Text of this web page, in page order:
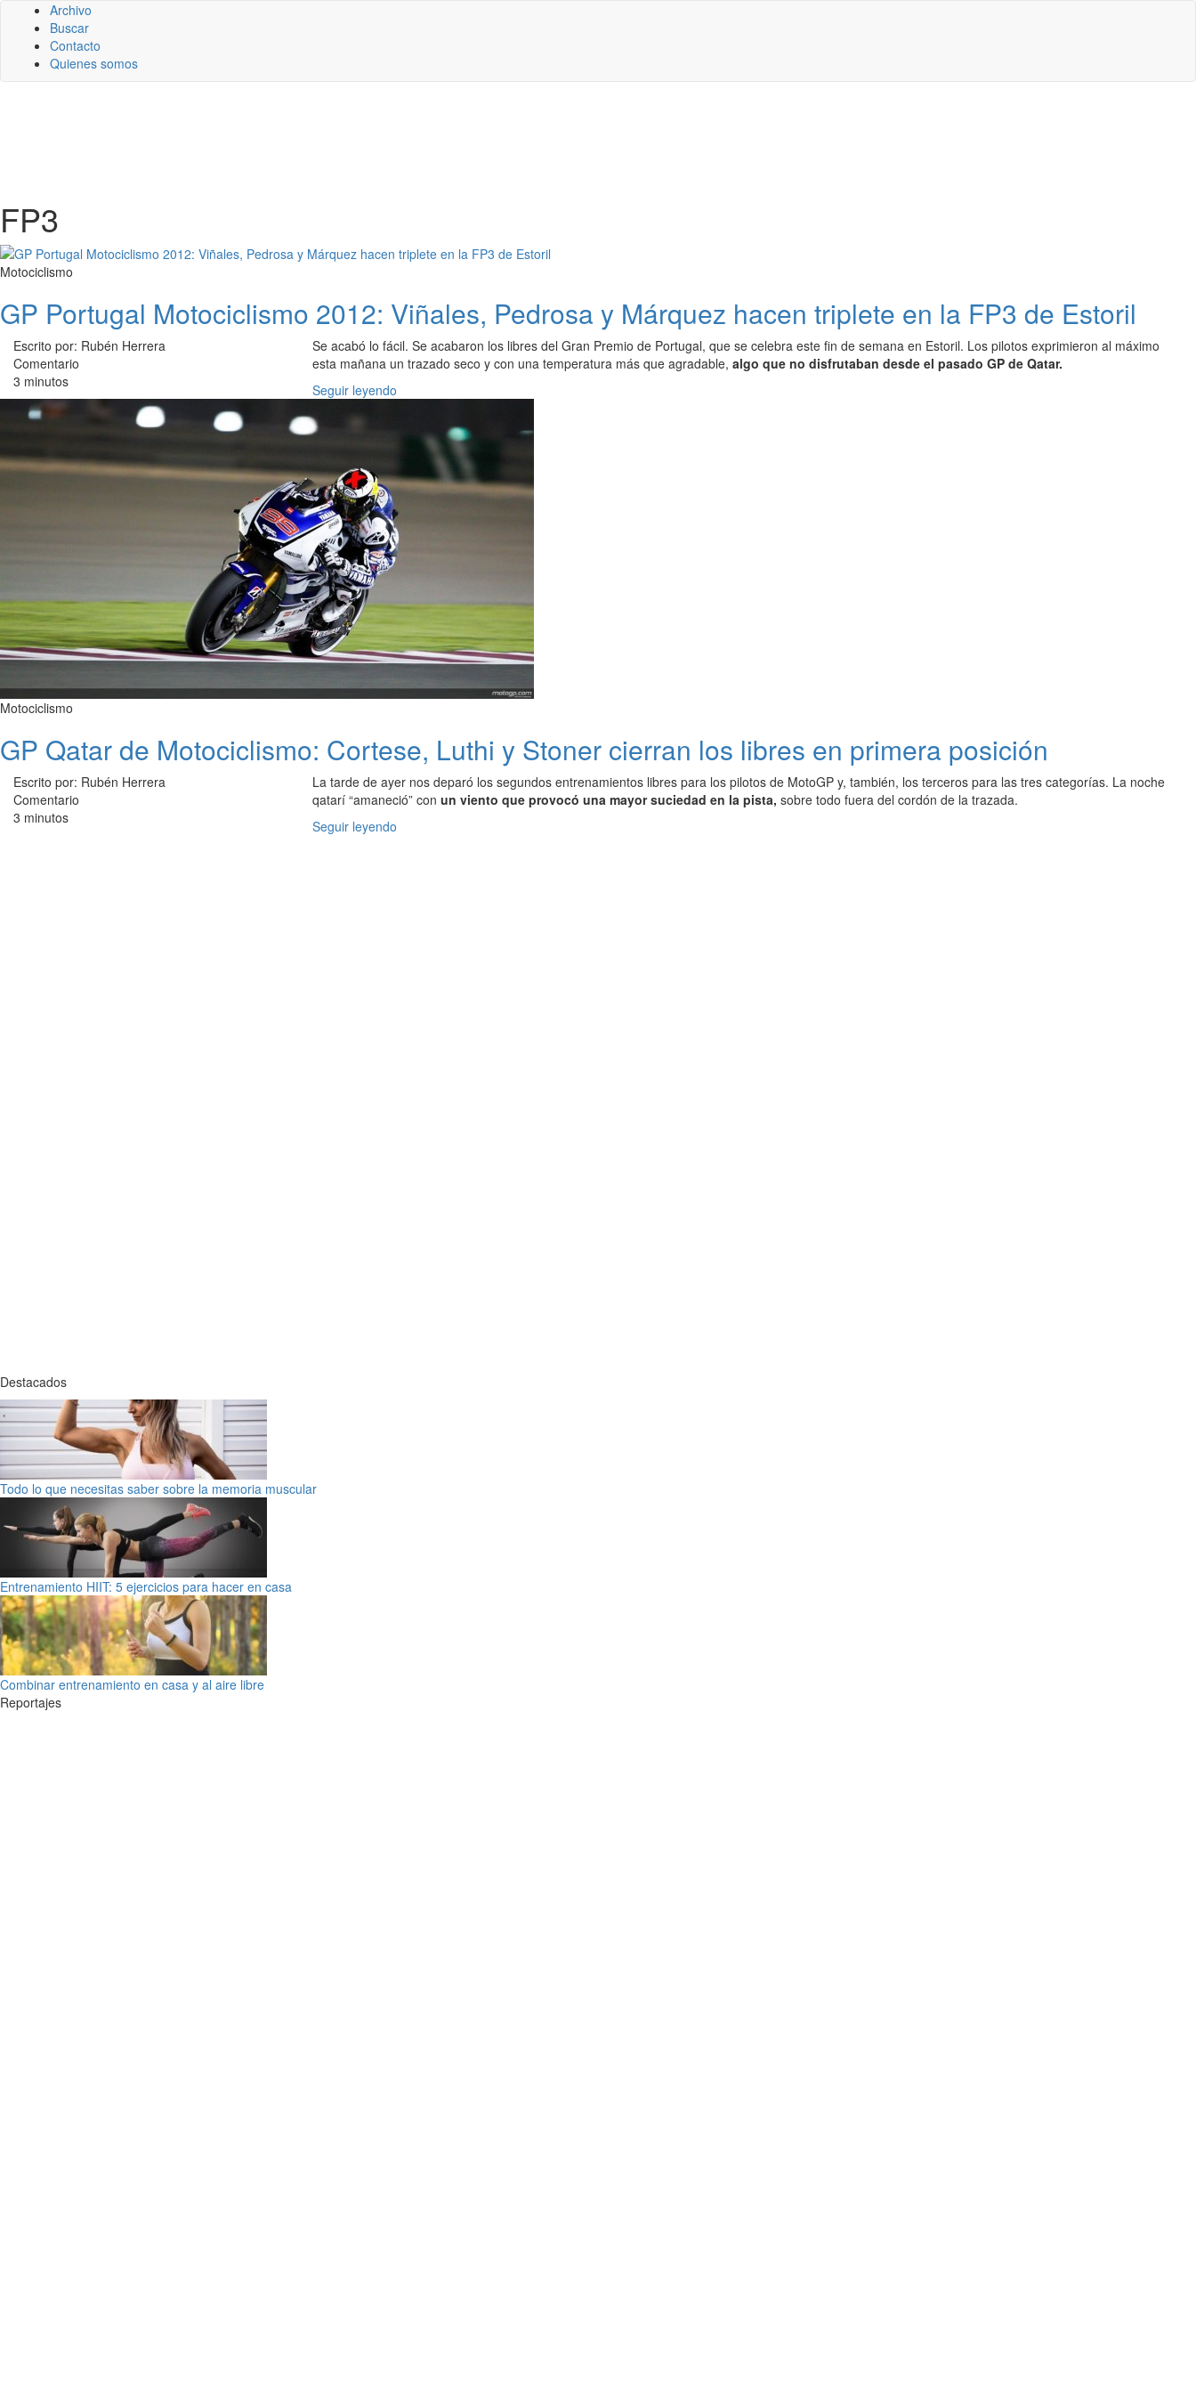
Archivo
Buscar
Contacto
Quienes somos
FP3
Motociclismo
GP Portugal Motociclismo 2012: Viñales, Pedrosa y Márquez hacen triplete en la FP3 de Estoril
Escrito por: Rubén Herrera
Comentario
3 minutos
Se acabó lo fácil. Se acabaron los libres del Gran Premio de Portugal, que se celebra este fin de semana en Estoril. Los pilotos exprimieron al máximo
esta mañana un trazado seco y con una temperatura más que agradable, algo que no disfrutaban desde el pasado GP de Qatar.
Seguir leyendo
Motociclismo
GP Qatar de Motociclismo: Cortese, Luthi y Stoner cierran los libres en primera posición
Escrito por: Rubén Herrera
Comentario
3 minutos
La tarde de ayer nos deparó los segundos entrenamientos libres para los pilotos de MotoGP y, también, los terceros para las tres categorías. La noche
qatarí “amaneció” con un viento que provocó una mayor suciedad en la pista, sobre todo fuera del cordón de la trazada.
Seguir leyendo
Destacados
Todo lo que necesitas saber sobre la memoria muscular
Entrenamiento HIIT: 5 ejercicios para hacer en casa
Combinar entrenamiento en casa y al aire libre
Reportajes